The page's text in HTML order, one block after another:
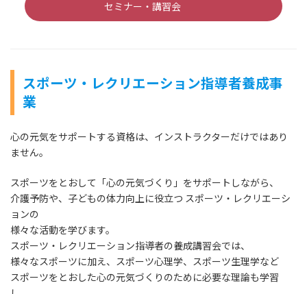
セミナー・講習会
スポーツ・レクリエーション指導者養成事
業
心の元気をサポートする資格は、インストラクターだけではあり
ません。
スポーツをとおして「心の元気づくり」をサポートしながら、
介護予防や、子どもの体力向上に役立つ スポーツ・レクリエーシ
ョンの
様々な活動を学びます。
スポーツ・レクリエーション指導者の養成講習会では、
様々なスポーツに加え、スポーツ心理学、スポーツ生理学など
スポーツをとおした心の元気づくりのために必要な理論も学習